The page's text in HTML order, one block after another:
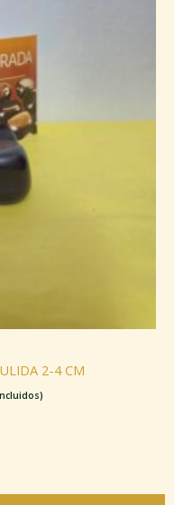
2-4 CM